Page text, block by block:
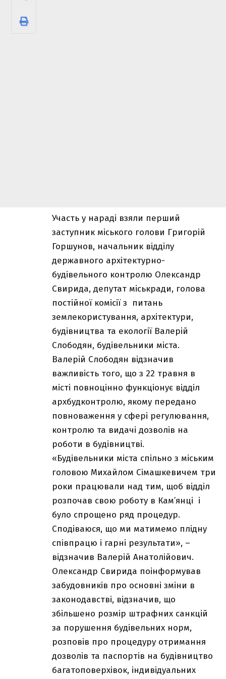
Участь у нараді взяли перший
заступник міського голови Григорій
Горшунов, начальник відділу
державного архітектурно-
будівельного контролю Олександр
Свирида, депутат міськради, голова
постійної комісії з питань
землекористування, архітектури,
будівництва та екології Валерій
Слободян, будівельники міста.
Валерій Слободян відзначив
важливість того, що з 22 травня в
місті повноцінно функціонує відділ
архбудконтролю, якому передано
повноваження у сфері регулювання,
контролю та видачі дозволів на
роботи в будівництві.
«Будівельники міста спільно з міським
головою Михайлом Сімашкевичем три
роки працювали над тим, щоб відділ
розпочав свою роботу в Кам’янці і
було спрощено ряд процедур.
Сподіваюся, що ми матимемо плідну
співпрацю і гарні результати», –
відзначив Валерій Анатолійович.
Олександр Свирида поінформував
забудовників про основні зміни в
законодавстві, відзначив, що
збільшено розмір штрафних санкцій
за порушення будівельних норм,
розповів про процедуру отримання
дозволів та паспортів на будівництво
багатоповерхівок, індивідуальних